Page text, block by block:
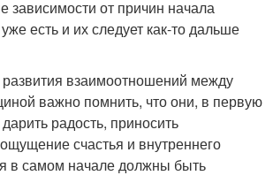
зависимости от причин начала
есть и их следует как-то дальше
взаимоотношений между
важно помнить, что они, в первую
радость, приносить
счастья и внутреннего
в самом начале должны быть